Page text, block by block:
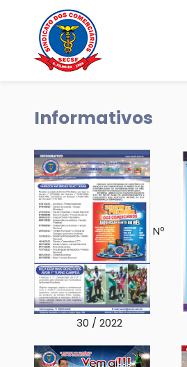
Informativos
Nº
30 / 2022